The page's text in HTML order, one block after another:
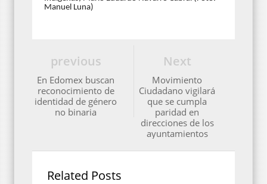
Manuel Luna)
Next
Movimiento
Ciudadano vigilará
que se cumpla
paridad en
direcciones de los
ayuntamientos
previous
En Edomex buscan
reconocimiento de
identidad de género
no binaria
Related Posts